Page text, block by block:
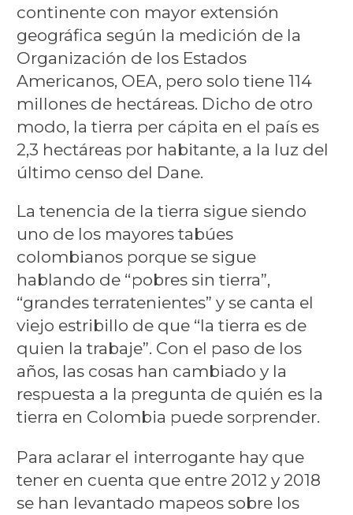
continente con mayor extensión
geográfica según la medición de la
Organización de los Estados
Americanos, OEA, pero solo tiene 114
millones de hectáreas. Dicho de otro
modo, la tierra per cápita en el país es
2,3 hectáreas por habitante, a la luz del
último censo del Dane.
La tenencia de la tierra sigue siendo
uno de los mayores tabúes
colombianos porque se sigue
hablando de “pobres sin tierra”,
“grandes terratenientes” y se canta el
viejo estribillo de que “la tierra es de
quien la trabaje”. Con el paso de los
años, las cosas han cambiado y la
respuesta a la pregunta de quién es la
tierra en Colombia puede sorprender.
Para aclarar el interrogante hay que
tener en cuenta que entre 2012 y 2018
se han levantado mapeos sobre los